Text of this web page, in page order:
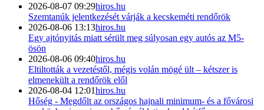
2026-08-07 09:29hiros.hu
Szemtanúk jelentkezését várják a kecskeméti rendőrök
2026-08-06 13:13hiros.hu
Egy ajtónyitás miatt sérült meg súlyosan egy autós az M5-
ösön
2026-08-06 09:40hiros.hu
Eltiltották a vezetéstől, mégis volán mögé ült – kétszer is
elmenekült a rendőrök elől
2026-08-04 12:01hiros.hu
Hőség - Megdőlt az országos hajnali minimum- és a fővárosi